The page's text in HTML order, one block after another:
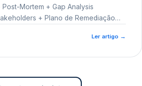
Mortem + Gap Analysis
+ Plano de Remediação
Ler artigo →